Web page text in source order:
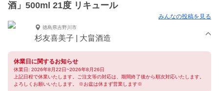
酒」500ml 21度 リキュール
みんなの投稿を見る
徳島県吉野川市
杉友喜美子 | 大畠酒造
休業日に関するお知らせ
休業日: 2026年8月22日~2026年8月26日
上記日程で休業いたします。ご注文等の対応は、期間終了後から順次対応いたします。
よろしくお願いいたします。 ※お盆は休まず営業します※